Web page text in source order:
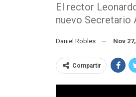
El rector
nuevo Secretario
Daniel Robles Nov
Compartir